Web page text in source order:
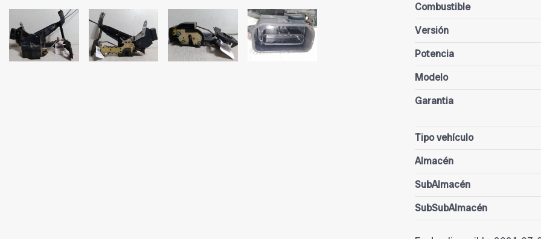
Combustible
Versión
Potencia
Modelo
Garantia
Tipo vehículo
Almacén
SubAlmacén
SubSubAlmacén